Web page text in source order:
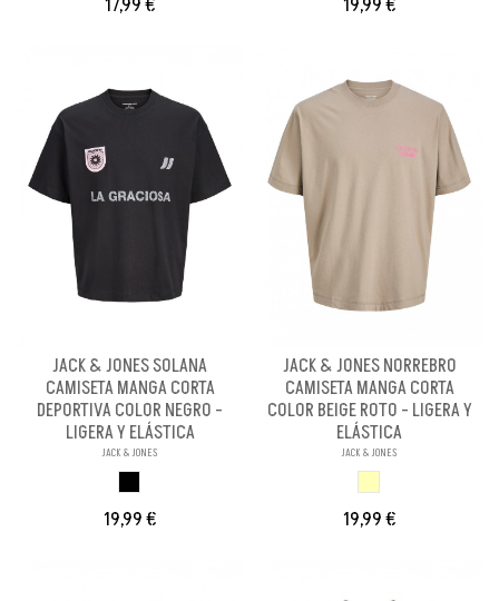
17,99 € 19,99 €
JACK & JONES SOLANA
CAMISETA MANGA CORTA
DEPORTIVA COLOR NEGRO -
LIGERA Y ELÁSTICA
JACK & JONES
19,99 €
JACK & JONES NORREBRO
CAMISETA MANGA CORTA
COLOR BEIGE ROTO - LIGERA Y
ELÁSTICA
JACK & JONES
19,99 €